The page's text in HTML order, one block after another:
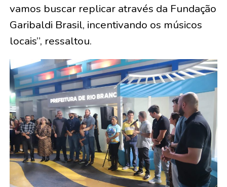
vamos buscar replicar através da Fundação
Garibaldi Brasil, incentivando os músicos
locais”, ressaltou.